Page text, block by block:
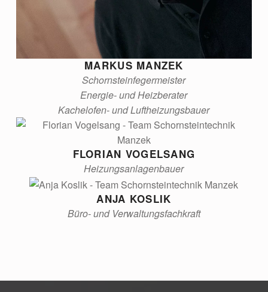
MARKUS MANZEK
Schornsteinfegermeister
Energie- und Heizberater
Kachelofen- und Luftheizungsbauer
FLORIAN VOGELSANG
Heizungsanlagenbauer
ANJA KOSLIK
Büro- und Verwaltungsfachkraft